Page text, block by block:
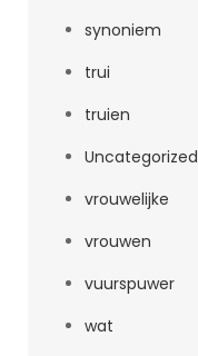
synoniem
trui
truien
Uncategorized
vrouwelijke
vrouwen
vuurspuwer
wat